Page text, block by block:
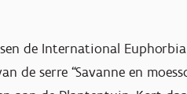
de International
de serre “Savanne en